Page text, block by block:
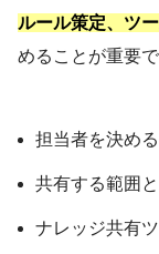
ルール策定、ツ
めることが重要で
担当者を決める
共有する範囲
ナレッジ共有